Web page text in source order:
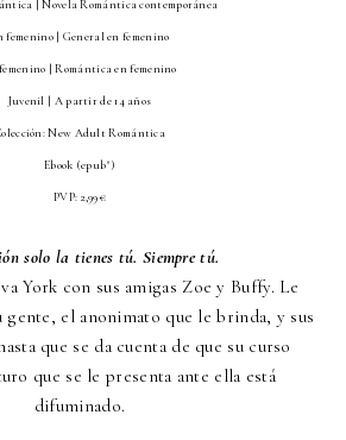
| Novela Romántica contemporánea
femenino| General en femenino
| Romántica en femenino
Juvenil | A partir de 14 años
New Adult Romántica
Ebook (epub")
PVP: 2,99€
solo la tienes tú. Siempre tú.
York con sus amigas Zoe y Buffy. Le
gente, el anonimato que le brinda, y sus
que se da cuenta de que su curso
que se le presenta ante ella está
difuminado.